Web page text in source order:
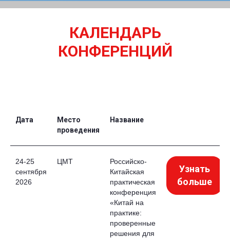
КАЛЕНДАРЬ
КОНФЕРЕНЦИЙ
Дата
Место
проведения
Название
24-25
сентября
2026
ЦМТ
Российско-
Китайская
практическая
конференция
«Китай на
практике:
проверенные
решения для
Узнать
больше